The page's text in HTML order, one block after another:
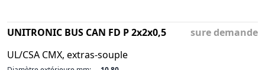
UNITRONIC BUS CAN FD P 2x2x0,5
UL/CSA CMX, extras-souple
sure demande